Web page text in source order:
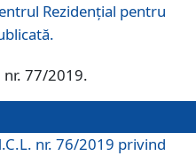
Rezidențial pentru
nr. 77/2019.
nr. 76/2019 privind